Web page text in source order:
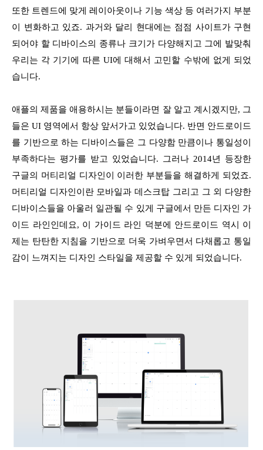
또한 트렌드에 맞게 레이아웃이나 기능 색상 등 여러가지 부분
이 변화하고 있죠. 과거와 달리 현대에는 점점 사이트가 구현
되어야 할 디바이스의 종류나 크기가 다양해지고 그에 발맞춰
우리는 각 기기에 따른 UI에 대해서 고민할 수밖에 없게 되었
습니다.
애플의 제품을 애용하시는 분들이라면 잘 알고 계시겠지만, 그
들은 UI 영역에서 항상 앞서가고 있었습니다. 반면 안드로이드
를 기반으로 하는 디바이스들은 그 다양함 만큼이나 통일성이
부족하다는 평가를 받고 있었습니다. 그러나 2014년 등장한
구글의 머티리얼 디자인이 이러한 부분들을 해결하게 되었죠.
머티리얼 디자인이란 모바일과 데스크탑 그리고 그 외 다양한
디바이스들을 아울러 일관될 수 있게 구글에서 만든 디자인 가
이드 라인인데요, 이 가이드 라인 덕분에 안드로이드 역시 이
제는 탄탄한 지침을 기반으로 더욱 가벼우면서 다채롭고 통일
감이 느껴지는 디자인 스타일을 제공할 수 있게 되었습니다.